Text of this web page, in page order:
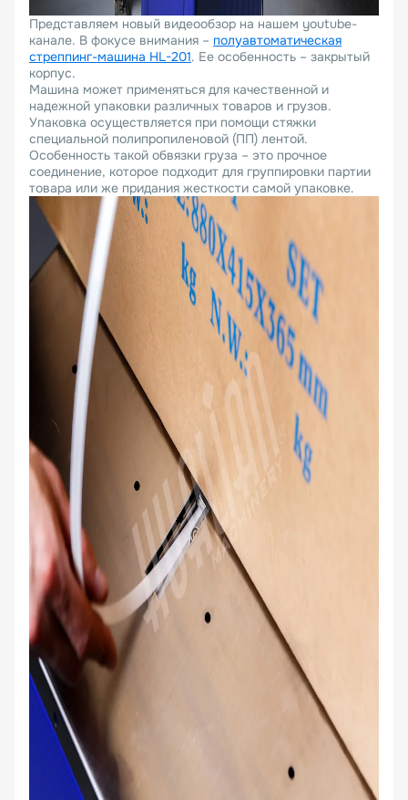
Представляем новый видеообзор на нашем youtube-
канале. В фокусе внимания – полуавтоматическая
стреппинг-машина HL-201. Ее особенность – закрытый
корпус.
Машина может применяться для качественной и
надежной упаковки различных товаров и грузов.
Упаковка осуществляется при помощи стяжки
специальной полипропиленовой (ПП) лентой.
Особенность такой обвязки груза – это прочное
соединение, которое подходит для группировки партии
товара или же придания жесткости самой упаковке.